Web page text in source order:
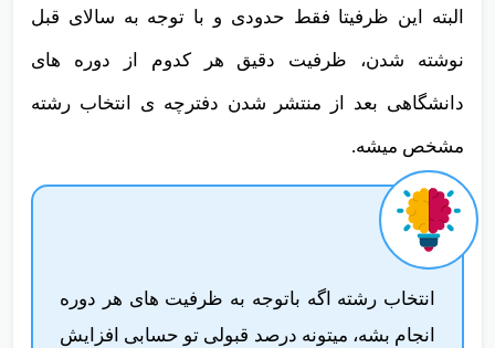
البته این ظرفیتا فقط حدودی و با توجه به سالای قبل
نوشته شدن، ظرفیت دقیق هر کدوم از دوره های
دانشگاهی بعد از منتشر شدن دفترچه ی انتخاب رشته
مشخص میشه.
انتخاب رشته اگه باتوجه به ظرفیت های هر دوره
انجام بشه، میتونه درصد قبولی تو حسابی افزایش